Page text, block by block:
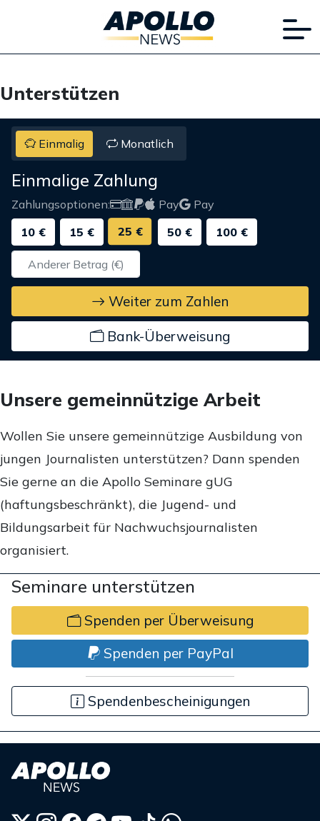
Unterstützen
Einmalig Monatlich
Einmalige Zahlung
Zahlungsoptionen: Pay
Pay
10 €
15 € 25 € 50 € 100 €
Weiter zum Zahlen
Bank-Überweisung
Unsere gemeinnützige Arbeit
Wollen Sie unsere gemeinnützige Ausbildung von
jungen Journalisten unterstützen? Dann spenden
Sie gerne an die Apollo Seminare gUG
(haftungsbeschränkt), die Jugend- und
Bildungsarbeit für Nachwuchsjournalisten
organisiert.
Seminare unterstützen
Spenden per Überweisung
Spenden per PayPal
Spendenbescheinigungen